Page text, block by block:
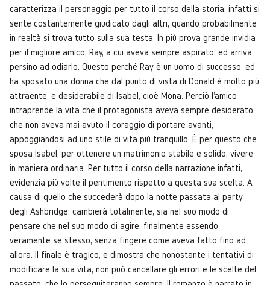
caratterizza il personaggio per tutto il corso della storia; infatti si
sente costantemente giudicato dagli altri, quando probabilmente
in realtà si trova tutto sulla sua testa. In più prova grande invidia
per il migliore amico, Ray, a cui aveva sempre aspirato, ed arriva
persino ad odiarlo. Questo perché Ray è un uomo di successo, ed
ha sposato una donna che dal punto di vista di Donald è molto più
attraente, e desiderabile di Isabel, cioè Mona. Perciò l'amico
intraprende la vita che il protagonista aveva sempre desiderato,
che non aveva mai avuto il coraggio di portare avanti,
appoggiandosi ad uno stile di vita più tranquillo. È per questo che
sposa Isabel, per ottenere un matrimonio stabile e solido, vivere
in maniera ordinaria. Per tutto il corso della narrazione infatti,
evidenzia più volte il pentimento rispetto a questa sua scelta. A
causa di quello che succederà dopo la notte passata al party
degli Ashbridge, cambierà totalmente, sia nel suo modo di
pensare che nel suo modo di agire, finalmente essendo
veramente se stesso, senza fingere come aveva fatto fino ad
allora. Il finale è tragico, e dimostra che nonostante i tentativi di
modificare la sua vita, non può cancellare gli errori e le scelte del